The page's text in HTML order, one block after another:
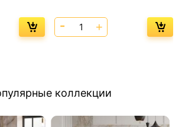
коллекции